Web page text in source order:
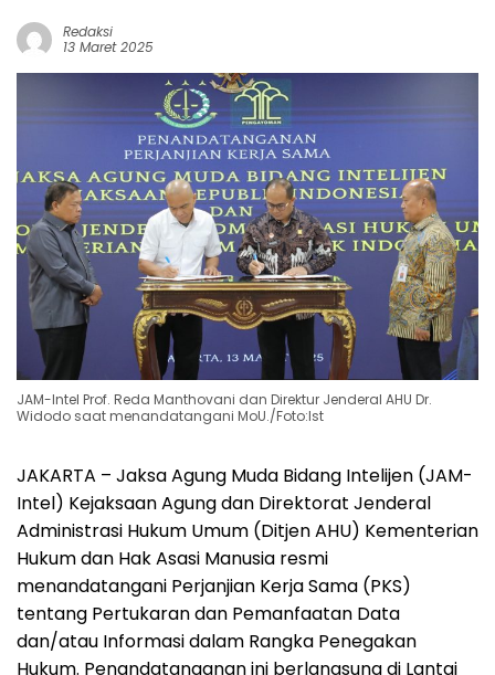
Redaksi
13 Maret 2025
JAM-Intel Prof. Reda Manthovani dan Direktur Jenderal AHU Dr.
Widodo saat menandatangani MoU./Foto:Ist
JAKARTA – Jaksa Agung Muda Bidang Intelijen (JAM-
Intel) Kejaksaan Agung dan Direktorat Jenderal
Administrasi Hukum Umum (Ditjen AHU) Kementerian
Hukum dan Hak Asasi Manusia resmi
menandatangani Perjanjian Kerja Sama (PKS)
tentang Pertukaran dan Pemanfaatan Data
dan/atau Informasi dalam Rangka Penegakan
Hukum. Penandatanganan ini berlangsung di Lantai